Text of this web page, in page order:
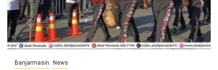
Banjarmasin News